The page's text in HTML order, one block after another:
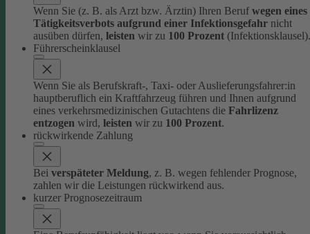
Wenn Sie (z. B. als Arzt bzw. Ärztin) Ihren Beruf wegen eines
Tätigkeitsverbots aufgrund einer Infektionsgefahr nicht
ausüben dürfen, leisten wir zu 100 Prozent (Infektionsklausel).
Führerscheinklausel
Wenn Sie als Berufskraft-, Taxi- oder Auslieferungsfahrer:in
hauptberuflich ein Kraftfahrzeug führen und Ihnen aufgrund
eines verkehrsmedizinischen Gutachtens die Fahrlizenz
entzogen wird, leisten wir zu 100 Prozent.
rückwirkende Zahlung
Bei verspäteter Meldung, z. B. wegen fehlender Prognose,
zahlen wir die Leistungen rückwirkend aus.
kurzer Prognosezeitraum